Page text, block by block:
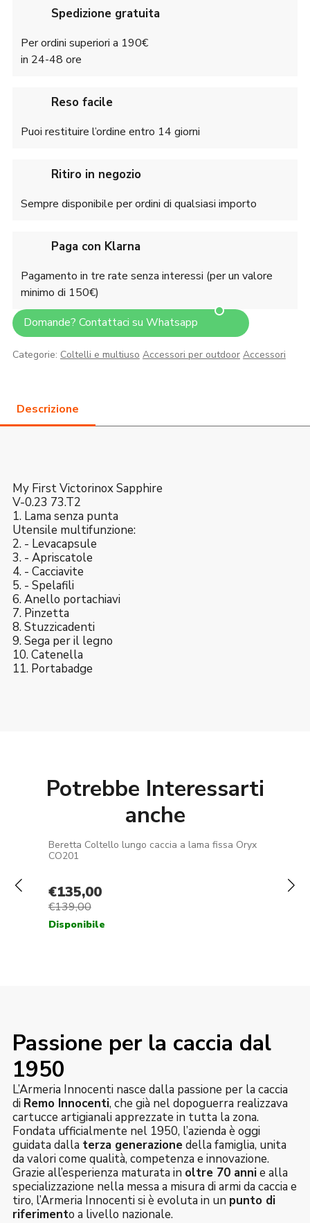
Spedizione gratuita
Per ordini superiori a 190€
in 24-48 ore
Reso facile
Puoi restituire l’ordine entro 14 giorni
Ritiro in negozio
Sempre disponibile per ordini di qualsiasi importo
Paga con Klarna
Pagamento in tre rate senza interessi (per un valore
minimo di 150€)
Domande? Contattaci su Whatsapp
Categorie: Coltelli e multiuso Accessori per outdoor Accessori
My First Victorinox Sapphire
V-0.23 73.T2
1. Lama senza punta
Utensile multifunzione:
2. - Levacapsule
3. - Apriscatole
4. - Cacciavite
5. - Spelafili
6. Anello portachiavi
7. Pinzetta
8. Stuzzicadenti
9. Sega per il legno
10. Catenella
11. Portabadge
Potrebbe Interessarti
anche
Passione per la caccia dal
1950
L’Armeria Innocenti nasce dalla passione per la caccia
di Remo Innocenti, che già nel dopoguerra realizzava
cartucce artigianali apprezzate in tutta la zona.
Fondata ufficialmente nel 1950, l’azienda è oggi
guidata dalla terza generazionedella famiglia, unita
da valori come qualità, competenza e innovazione.
Grazie all’esperienza maturata in oltre 70 annie alla
specializzazione nella messa a misura di armi da caccia e
tiro, l’Armeria Innocenti si è evoluta in un punto di
riferimento a livello nazionale.